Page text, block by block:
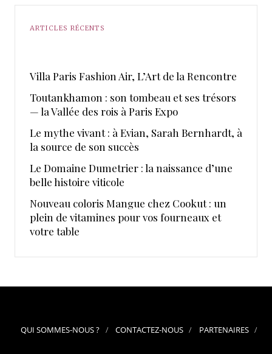
ARTICLES RÉCENTS
​Villa Paris Fashion Air, ​L’Art de la Rencontre
Toutankhamon : son tombeau et ses trésors
— la Vallée des rois à Paris Expo
Le mythe vivant : à Evian, Sarah Bernhardt, à
la source de son succès
Le Domaine Dumetrier : la naissance d’une
belle histoire viticole
Nouveau coloris Mangue chez Cookut : un
plein de vitamines pour vos fourneaux et
votre table
QUI SOMMES-NOUS ? CONTACTEZ-NOUS PARTENAIRES